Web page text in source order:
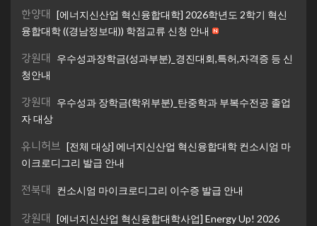
한양대 [에너지신산업 혁신융합대학] 2026학년도 2학기 혁신
융합대학 ((경남정보대)) 학점교류 신청 안내
강원대
우수성과장학금(성과부분)_경진대회,특허,자격증 등 신
청안내
강원대
우수성과 장학금(학위부분)_탄중학과 부복수전공 졸업
자 대상
유니허브 [전체 대상] 에너지신산업 혁신융합대학 컨소시엄 마
이크로디그리 발급 안내
전북대 컨소시엄 마이크로디그리 이수증 발급 안내
강원대 [에너지신산업 혁신융합대학사업] Energy Up! 2026